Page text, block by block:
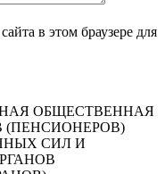
в этом браузере для
ОБЩЕСТВЕННАЯ
(ПЕНСИОНЕРОВ)
СИЛ И